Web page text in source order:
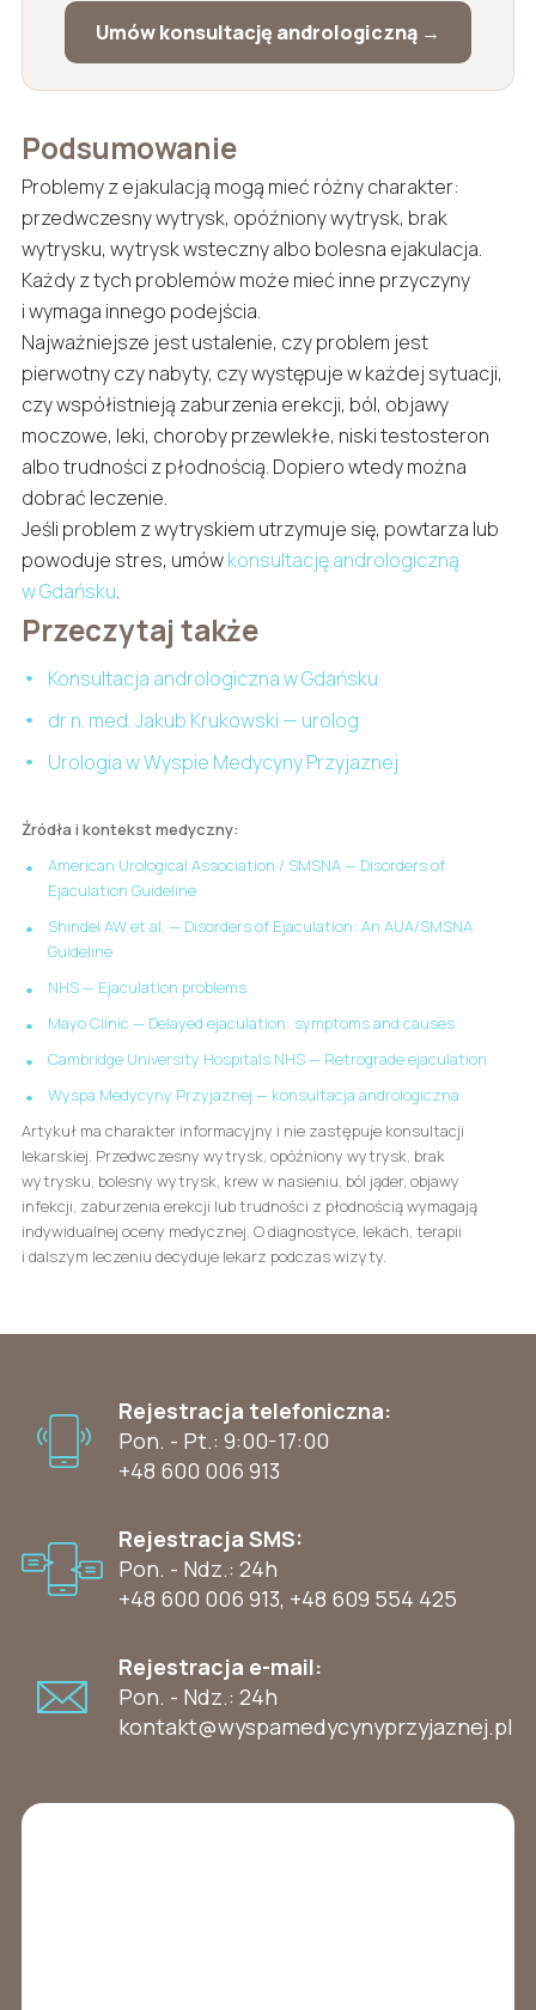
Umów konsultację andrologiczną →
Podsumowanie
Problemy z ejakulacją mogą mieć różny charakter:
przedwczesny wytrysk, opóźniony wytrysk, brak
wytrysku, wytrysk wsteczny albo bolesna ejakulacja.
Każdy z tych problemów może mieć inne przyczyny
i wymaga innego podejścia.
Najważniejsze jest ustalenie, czy problem jest
pierwotny czy nabyty, czy występuje w każdej sytuacji,
czy współistnieją zaburzenia erekcji, ból, objawy
moczowe, leki, choroby przewlekłe, niski testosteron
albo trudności z płodnością. Dopiero wtedy można
dobrać leczenie.
Jeśli problem z wytryskiem utrzymuje się, powtarza lub
powoduje stres, umówkonsultację andrologiczną
w Gdańsku.
Przeczytaj także
Konsultacja andrologiczna w Gdańsku
dr n. med. Jakub Krukowski — urolog
Urologia w Wyspie Medycyny Przyjaznej
Źródła i kontekst medyczny:
American Urological Association / SMSNA — Disorders of
Ejaculation Guideline
Shindel AW et al. — Disorders of Ejaculation: An AUA/SMSNA
Guideline
NHS — Ejaculation problems
Mayo Clinic — Delayed ejaculation: symptoms and causes
Cambridge University Hospitals NHS — Retrograde ejaculation
Wyspa Medycyny Przyjaznej — konsultacja andrologiczna
Artykuł ma charakter informacyjny i nie zastępuje konsultacji
lekarskiej. Przedwczesny wytrysk, opóźniony wytrysk, brak
wytrysku, bolesny wytrysk, krew w nasieniu, ból jąder, objawy
infekcji, zaburzenia erekcji lub trudności z płodnością wymagają
indywidualnej oceny medycznej. O diagnostyce, lekach, terapii
i dalszym leczeniu decyduje lekarz podczas wizyty.
Rejestracja telefoniczna:
Pon. - Pt.: 9:00-17:00
+48 600 006 913
Rejestracja SMS:
Pon. - Ndz.: 24h
+48 600 006 913, +48 609 554 425
Rejestracja e-mail:
Pon. - Ndz.: 24h
kontakt@wyspamedycynyprzyjaznej.pl